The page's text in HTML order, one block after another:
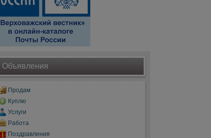
Объявления
Продам
Куплю
Услуги
Работа
Поздравления